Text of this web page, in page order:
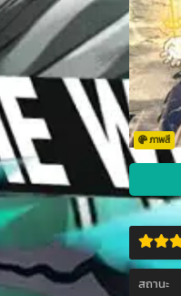
ภาพสี
สถานะ